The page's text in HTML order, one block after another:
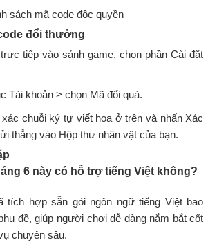
sách mã code độc quyền
đổi thưởng
tiếp vào sảnh game, chọn phần Cài đặt
Tài khoản > chọn Mã đổi quà.
xác chuỗi ký tự viết hoa ở trên và nhấn Xác
thẳng vào Hộp thư nhân vật của bạn.
6 này có hỗ trợ tiếng Việt không?
tích hợp sẵn gói ngôn ngữ tiếng Việt bao
đề, giúp người chơi dễ dàng nắm bắt cốt
chuyên sâu.